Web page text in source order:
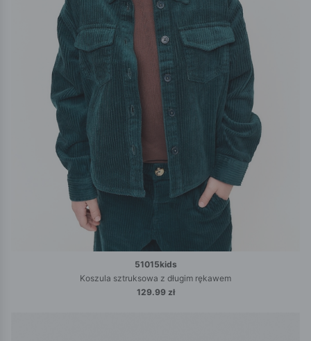
51015kids
Koszula sztruksowa z długim rękawem
129.99 zł